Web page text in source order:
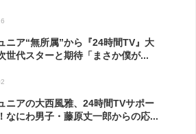
ニア“無所属”から『24時間TV』大
世代スターと期待「まさか僕が...
ニアの大西風雅、24時間TVサポー
なにわ男子・藤原丈一郎からの応...